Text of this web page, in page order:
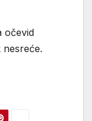
očevid